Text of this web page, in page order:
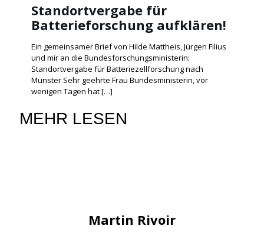
Standortvergabe für
Batterieforschung aufklären!
Ein gemeinsamer Brief von Hilde Mattheis, Jürgen Filius
und mir an die Bundesforschungsministerin:
Standortvergabe für Batteriezellforschung nach
Münster Sehr geehrte Frau Bundesministerin, vor
wenigen Tagen hat[…]
MEHR LESEN
Martin Rivoir